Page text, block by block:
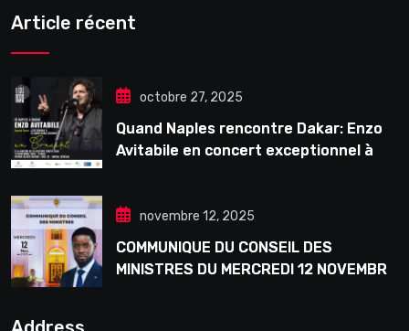
Article récent
octobre 27, 2025
Quand Naples rencontre Dakar: Enzo
Avitabile en concert exceptionnel à
novembre 12, 2025
COMMUNIQUE DU CONSEIL DES
MINISTRES DU MERCREDI 12 NOVEMBRE